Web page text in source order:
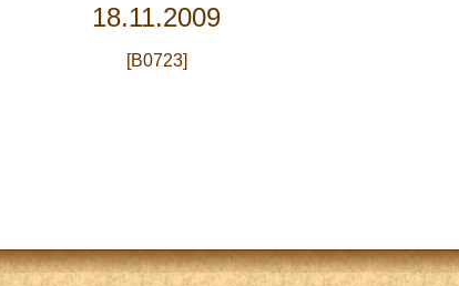
18.11.2009
[B0723]